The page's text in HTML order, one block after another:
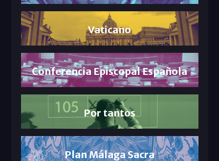
Vaticano
Conferencia Episcopal Española
Por tantos
Plan Málaga Sacra